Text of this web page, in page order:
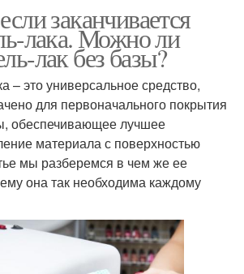
заканчивается
лака. Можно ли
лак без базы?
– это универсальное средство,
для первоначального покрытия
обеспечивающее лучшее
материала с поверхностью
мы разберемся в чем же ее
она так необходима каждому